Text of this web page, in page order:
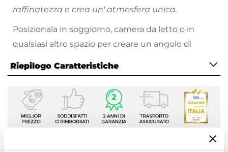
raffinatezza e crea un' atmosfera unica.
Posizionala in soggiorno, camera da letto o in
qualsiasi altro spazio per creare un angolo di
Riepilogo Caratteristiche
Caratteristiche
Tipologia
Lampada da tavolo